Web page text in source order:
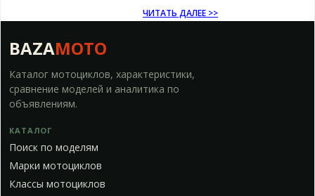
ЧИТАТЬ ДАЛЕЕ >>
BAZAMOTO
Каталог мотоциклов, характеристики,
сравнение моделей и аналитика по
объявлениям.
КАТАЛОГ
Поиск по моделям
Марки мотоциклов
Классы мотоциклов